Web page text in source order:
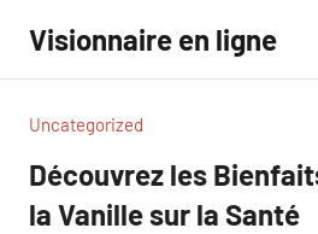
contenu
Visionnaire en ligne
Uncategorized
Découvrez les
la Vanille sur la Santé